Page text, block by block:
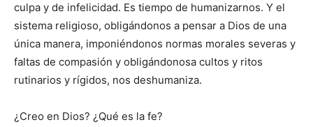
culpa y de infelicidad. Es tiempo de humanizarnos. Y el
sistema religioso, obligándonos a pensar a Dios de una
única manera, imponiéndonos normas morales severas y
faltas de compasión y obligándonosa cultos y ritos
rutinarios y rígidos, nos deshumaniza.
¿Creo en Dios? ¿Qué es la fe?